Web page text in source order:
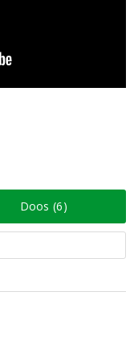
Doos (6)